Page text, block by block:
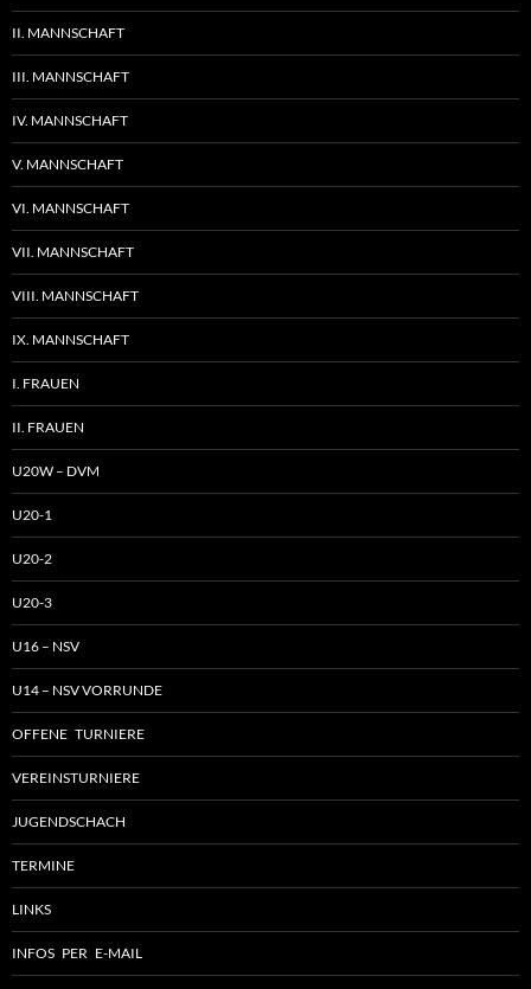
II. MANNSCHAFT
III. MANNSCHAFT
IV. MANNSCHAFT
V. MANNSCHAFT
VI. MANNSCHAFT
VII. MANNSCHAFT
VIII. MANNSCHAFT
IX. MANNSCHAFT
I. FRAUEN
II. FRAUEN
U20W – DVM
U20-1
U20-2
U20-3
U16 – NSV
U14 – NSV VORRUNDE
OFFENE TURNIERE
VEREINSTURNIERE
JUGENDSCHACH
TERMINE
LINKS
INFOS PER E-MAIL